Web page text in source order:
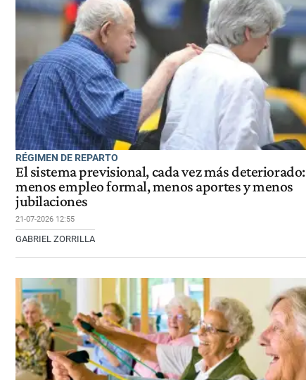
RÉGIMEN DE REPARTO
El sistema previsional, cada vez más deteriorado:
menos empleo formal, menos aportes y menos
jubilaciones
21-07-2026 12:55
GABRIEL ZORRILLA